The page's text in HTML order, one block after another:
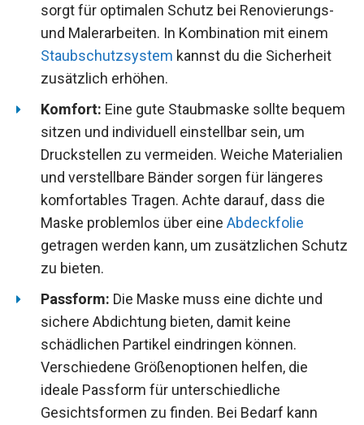
sorgt für optimalen Schutz bei Renovierungs-
und Malerarbeiten. In Kombination mit einem
Staubschutzsystem kannst du die Sicherheit
zusätzlich erhöhen.
Komfort: Eine gute Staubmaske sollte bequem
sitzen und individuell einstellbar sein, um
Druckstellen zu vermeiden. Weiche Materialien
und verstellbare Bänder sorgen für längeres
komfortables Tragen. Achte darauf, dass die
Maske problemlos über eine Abdeckfolie
getragen werden kann, um zusätzlichen Schutz
zu bieten.
Passform: Die Maske muss eine dichte und
sichere Abdichtung bieten, damit keine
schädlichen Partikel eindringen können.
Verschiedene Größenoptionen helfen, die
ideale Passform für unterschiedliche
Gesichtsformen zu finden. Bei Bedarf kann